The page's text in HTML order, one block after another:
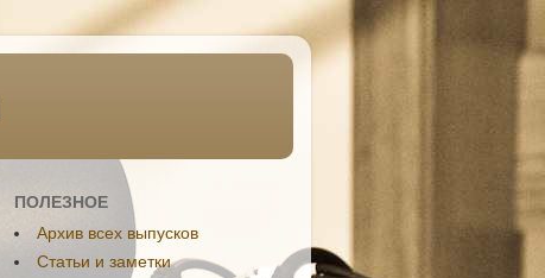
ПОЛЕЗНОЕ
Aрхив всех выпусков
Статьи и заметки